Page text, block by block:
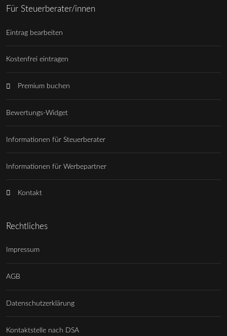
Für Steuerberater/innen
Eintrag bearbeiten
Kostenfrei eintragen
Premium buchen
Bewertungs-Widget
Informationen für Steuerberater
Informationen für Werbepartner
Kontakt
Rechtliches
Impressum
AGB
Datenschutzerklärung
Kontaktstelle nach DSA